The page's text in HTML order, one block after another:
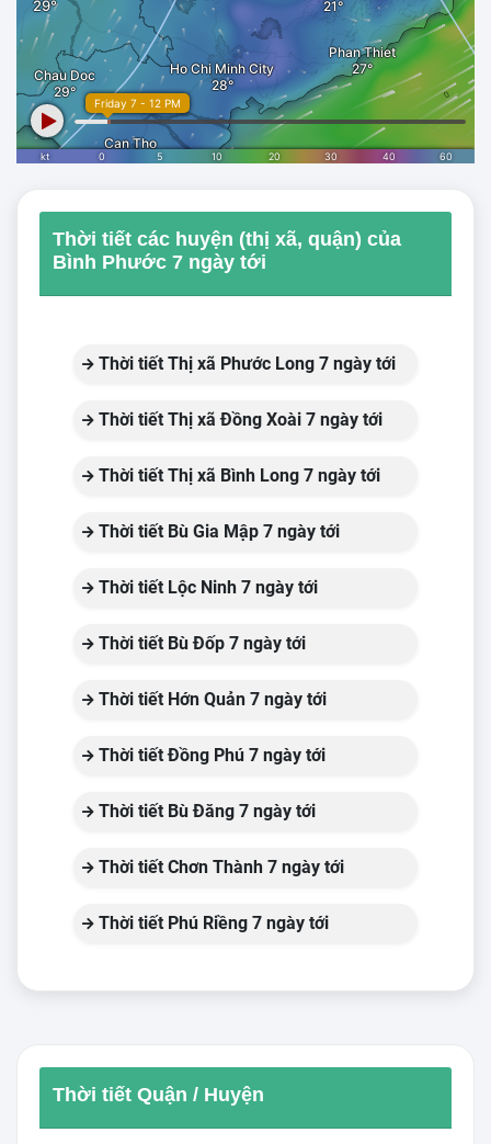
Thời tiết các huyện (thị xã, quận) của
Bình Phước 7 ngày tới
Thời tiết Thị xã Phước Long 7 ngày tới
Thời tiết Thị xã Đồng Xoài 7 ngày tới
Thời tiết Thị xã Bình Long 7 ngày tới
Thời tiết Bù Gia Mập 7 ngày tới
Thời tiết Lộc Ninh 7 ngày tới
Thời tiết Bù Đốp 7 ngày tới
Thời tiết Hớn Quản 7 ngày tới
Thời tiết Đồng Phú 7 ngày tới
Thời tiết Bù Đăng 7 ngày tới
Thời tiết Chơn Thành 7 ngày tới
Thời tiết Phú Riềng 7 ngày tới
Thời tiết Quận / Huyện